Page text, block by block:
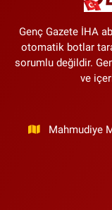
Genç Gazete İHA
otomatik botlar
sorumlu değildir.
ve
Mahmudiye